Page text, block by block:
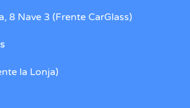
8 Nave 3 (Frente CarGlass)
la Lonja)